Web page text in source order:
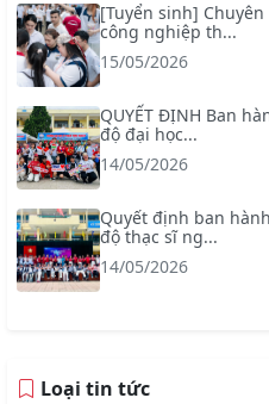
[Tuyển sinh]
công nghiệp th...
15/05/2026
QUYẾT ĐỊNH Ban
độ đại học...
14/05/2026
Quyết định ban
độ thạc sĩ ng...
14/05/2026
Loại tin tức